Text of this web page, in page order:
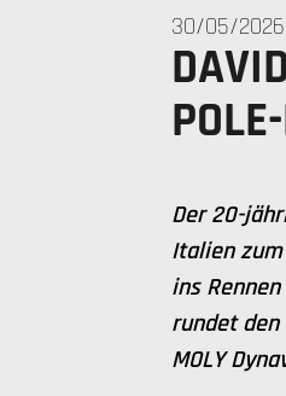
30/05/2026
Der 20-
Italien
ins
rundet
MOLY